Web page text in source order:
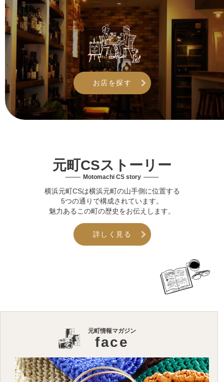
お店を探す
元町CSストーリー
Motomachi CS story
横浜元町CSは横浜元町の山手側に位置する
5つの通りで構成されています。
魅力あるこの町の歴史をお伝えします。
詳しく見る
元町情報マガジン
face